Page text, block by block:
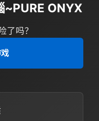
~PURE ONYX
了吗？